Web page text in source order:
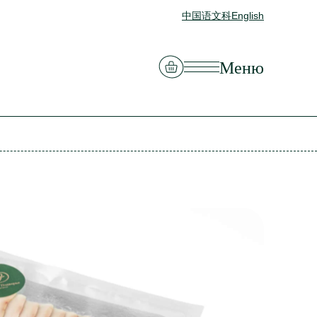
中国语文科English
Смотреть корзину
Меню